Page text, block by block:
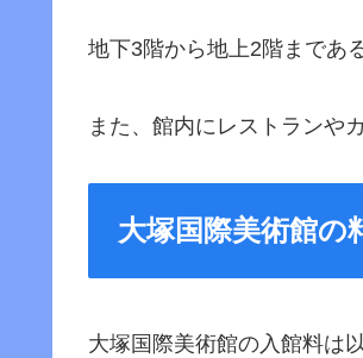
地下3階から地上2階まであ
また、館内にレストランや
大塚国際美術館の
大塚国際美術館の入館料は